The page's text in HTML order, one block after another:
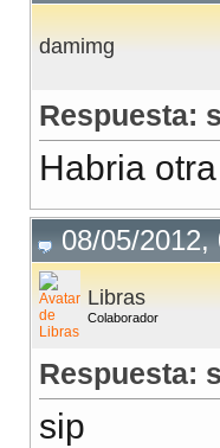
damimg
Respuesta:
Habria
08/05/2012,
Libras
Colaborador
Respuesta:
sip